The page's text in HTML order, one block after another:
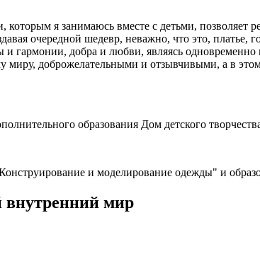
я занимаюсь вместе с детьми, позволяет
очередной шедевр, неважно, что это, платье,
гармонии, добра и любви, являясь
доброжелательными и отзывчивыми, а в этом
образования Дом детского
и моделирование одежды" и
внутренний мир